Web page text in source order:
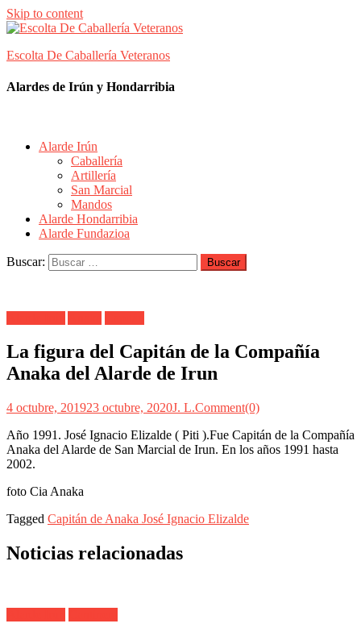
Skip to content
Escolta De Caballería Veteranos
Alardes de Irún y Hondarribia
Alarde Irún
Caballería
Artillería
San Marcial
Mandos
Alarde Hondarribia
Alarde Fundazioa
Buscar:
La figura del Capitán de la Compañía
Anaka del Alarde de Irun
4 octubre, 201923 octubre, 2020J. L.Comment(0)
Año 1991. José Ignacio Elizalde ( Piti ).Fue Capitán de la Compañía
Anaka del Alarde de San Marcial de Irun. En los años 1991 hasta
2002.
foto Cia Anaka
Tagged Capitán de Anaka José Ignacio Elizalde
Noticias relacionadas